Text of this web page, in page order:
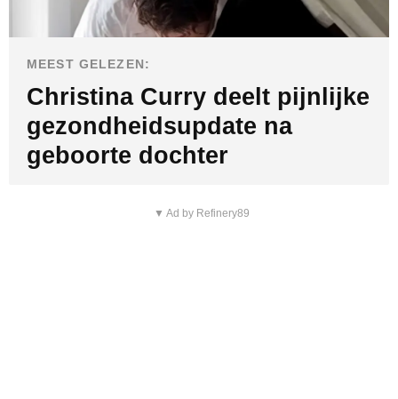
e
MEEST GELEZEN:
Christina Curry deelt pijnlijke
gezondheidsupdate na
geboorte dochter
▼ Ad by Refinery89